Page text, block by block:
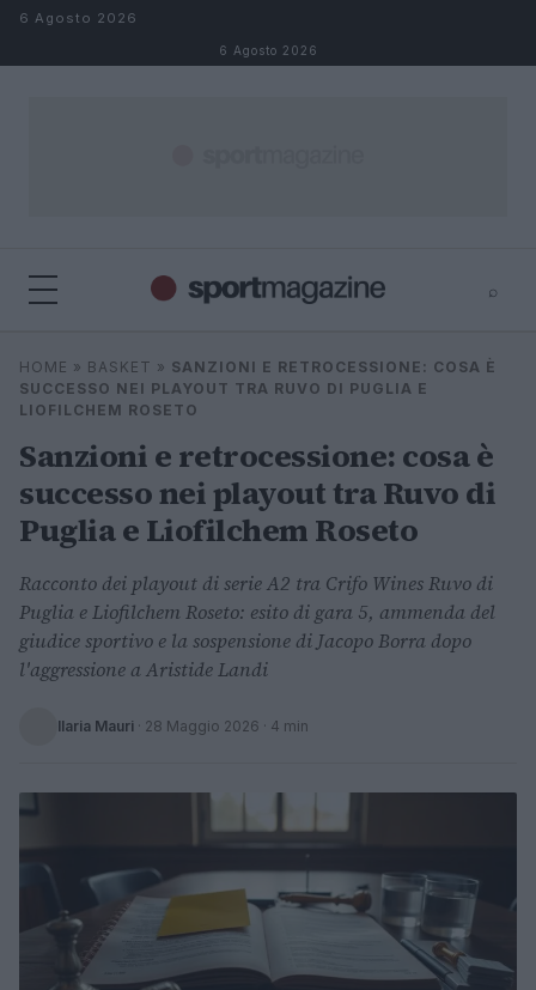
Salta al contenuto
6 Agosto 2026
6 Agosto 2026
⌕
Cerca
⌕
HOME » BASKET » SANZIONI E RETROCESSIONE: COSA È
SUCCESSO NEI PLAYOUT TRA RUVO DI PUGLIA E
LIOFILCHEM ROSETO
Sanzioni e retrocessione: cosa è
successo nei playout tra Ruvo di
Puglia e Liofilchem Roseto
Racconto dei playout di serie A2 tra Crifo Wines Ruvo di
Puglia e Liofilchem Roseto: esito di gara 5, ammenda del
giudice sportivo e la sospensione di Jacopo Borra dopo
l'aggressione a Aristide Landi
Ilaria Mauri · 28 Maggio 2026 · 4 min